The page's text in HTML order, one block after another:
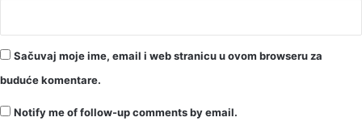
Sačuvaj moje ime, email i web stranicu u ovom browseru za
buduće komentare.
Notify me of follow-up comments by email.